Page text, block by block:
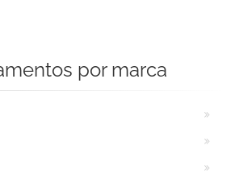
por marca